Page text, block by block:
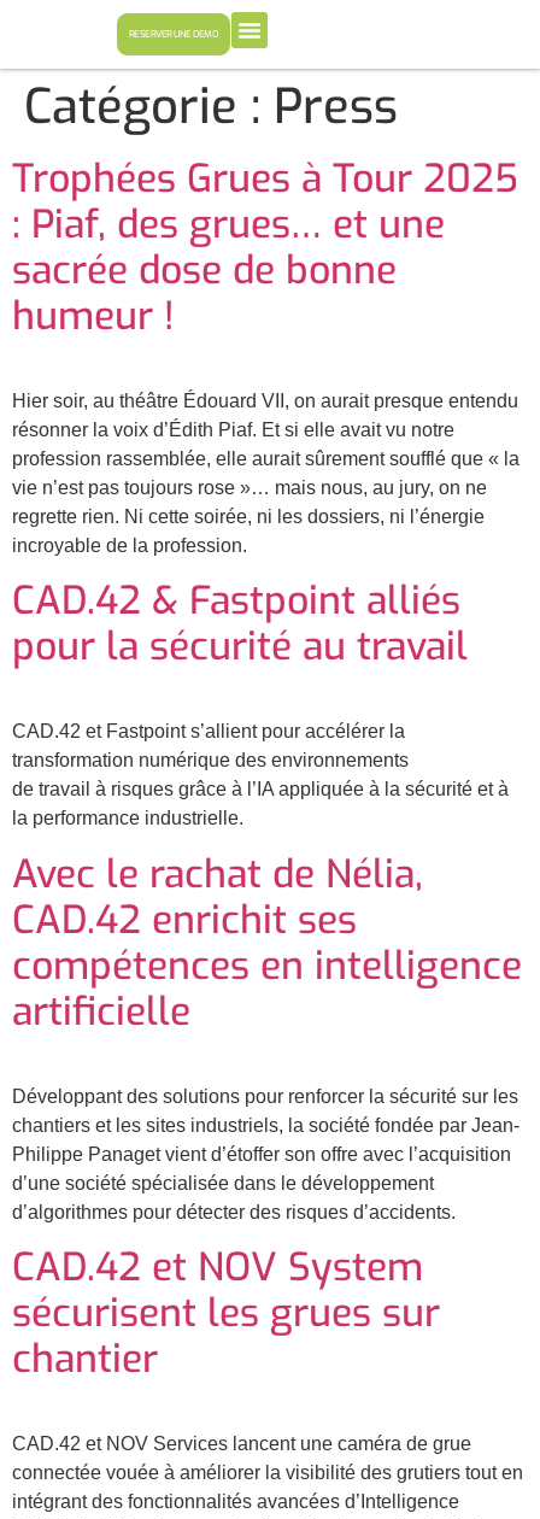
RESERVER UNE DEMO
Catégorie : Press
Trophées Grues à Tour 2025
: Piaf, des grues… et une
sacrée dose de bonne
humeur !
Hier soir, au théâtre Édouard VII, on aurait presque entendu
résonner la voix d’Édith Piaf. Et si elle avait vu notre
profession rassemblée, elle aurait sûrement soufflé que « la
vie n’est pas toujours rose »… mais nous, au jury, on ne
regrette rien. Ni cette soirée, ni les dossiers, ni l’énergie
incroyable de la profession.
CAD.42 & Fastpoint alliés
pour la sécurité au travail
CAD.42 et Fastpoint s’allient pour accélérer la
transformation numérique des environnements
de travail à risques grâce à l’IA appliquée à la sécurité et à
la performance industrielle.
Avec le rachat de Nélia,
CAD.42 enrichit ses
compétences en intelligence
artificielle
Développant des solutions pour renforcer la sécurité sur les
chantiers et les sites industriels, la société fondée par Jean-
Philippe Panaget vient d’étoffer son offre avec l’acquisition
d’une société spécialisée dans le développement
d’algorithmes pour détecter des risques d’accidents.
CAD.42 et NOV System
sécurisent les grues sur
chantier
CAD.42 et NOV Services lancent une caméra de grue
connectée vouée à améliorer la visibilité des grutiers tout en
intégrant des fonctionnalités avancées d’Intelligence